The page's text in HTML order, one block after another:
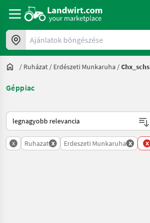
Ajánlatok böngészése
/ Ruházat / Erdészeti Munkaruha /Chx_schs
Géppiac
Így van sorba rendezve a Landwirt.com-on
x Ruhazat x Erdeszeti Munkaruha x x